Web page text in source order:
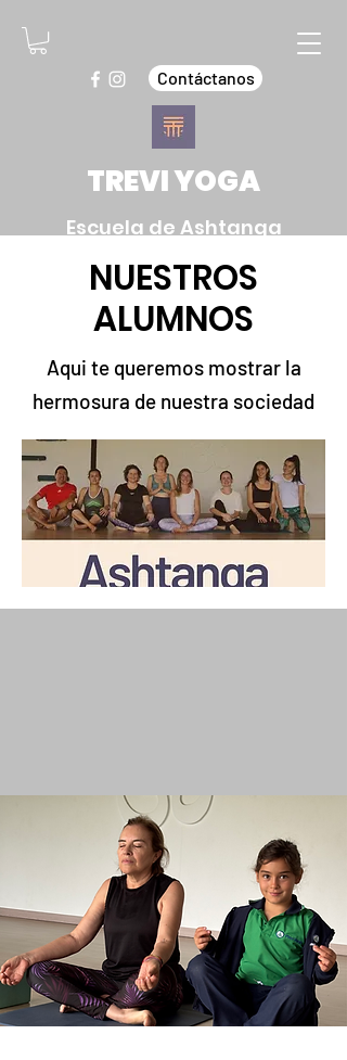
Contáctanos
TREVI YOGA
Escuela de Ashtanga
Pereira
NUESTROS
ALUMNOS
Aqui te queremos mostrar la
hermosura de nuestra sociedad